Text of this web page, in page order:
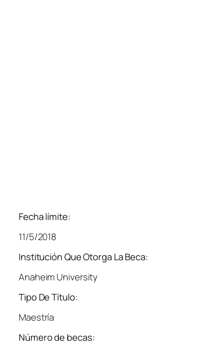
Fecha límite:
11/5/2018
Institución Que Otorga La Beca:
Anaheim University
Tipo De Título:
Maestría
Número de becas: